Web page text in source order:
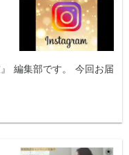
編集部です。 今回お届